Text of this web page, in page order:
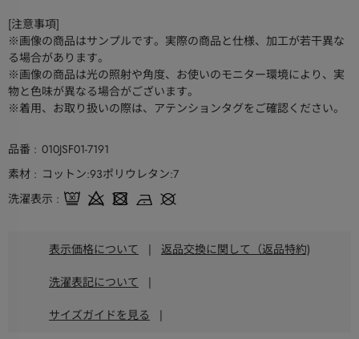
[注意事項]
※画像の商品はサンプルです。実際の商品と仕様、加工が若干異な
る場合があります。
※画像の商品は光の照射や角度、お使いのモニター環境により、実
物と色味が異なる場合がございます。
※着用、お取り扱いの際は、アテンションタグをご確認ください。
品番
010JSF01-7191
素材
コットン:93ポリウレタン:7
洗濯表示
表示価格について | 返品交換に関して（返品特約)
洗濯表記について |
サイズガイドを見る |